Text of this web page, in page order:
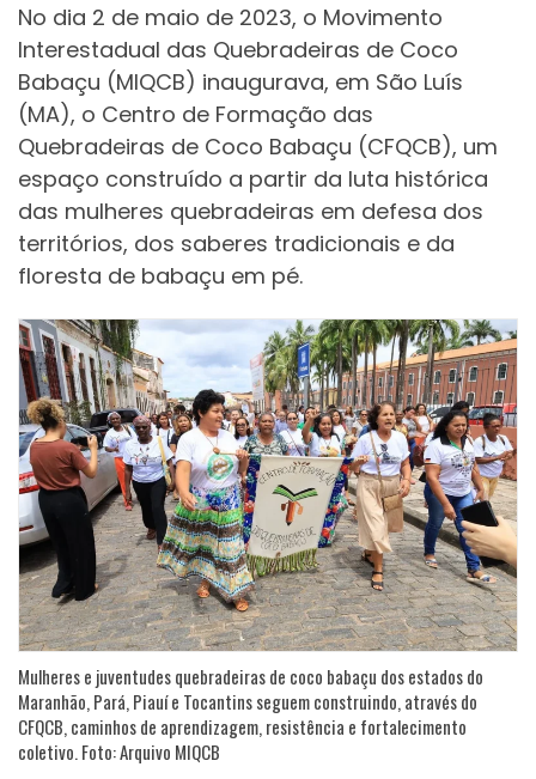
No dia 2 de maio de 2023, o Movimento
Interestadual das Quebradeiras de Coco
Babaçu (MIQCB) inaugurava, em São Luís
(MA), o Centro de Formação das
Quebradeiras de Coco Babaçu (CFQCB), um
espaço construído a partir da luta histórica
das mulheres quebradeiras em defesa dos
territórios, dos saberes tradicionais e da
floresta de babaçu em pé.
Mulheres e juventudes quebradeiras de coco babaçu dos estados do
Maranhão, Pará, Piauí e Tocantins seguem construindo, através do
CFQCB, caminhos de aprendizagem, resistência e fortalecimento
coletivo. Foto: Arquivo MIQCB